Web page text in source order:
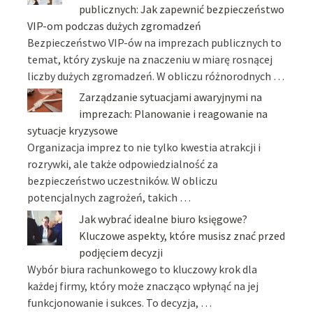
publicznych: Jak zapewnić bezpieczeństwo
VIP-om podczas dużych zgromadzeń
Bezpieczeństwo VIP-ów na imprezach publicznych to
temat, który zyskuje na znaczeniu w miarę rosnącej
liczby dużych zgromadzeń. W obliczu różnorodnych …
Zarządzanie sytuacjami awaryjnymi na
imprezach: Planowanie i reagowanie na
sytuacje kryzysowe
Organizacja imprez to nie tylko kwestia atrakcji i
rozrywki, ale także odpowiedzialność za
bezpieczeństwo uczestników. W obliczu
potencjalnych zagrożeń, takich …
Jak wybrać idealne biuro księgowe?
Kluczowe aspekty, które musisz znać przed
podjęciem decyzji
Wybór biura rachunkowego to kluczowy krok dla
każdej firmy, który może znacząco wpłynąć na jej
funkcjonowanie i sukces. To decyzja, …